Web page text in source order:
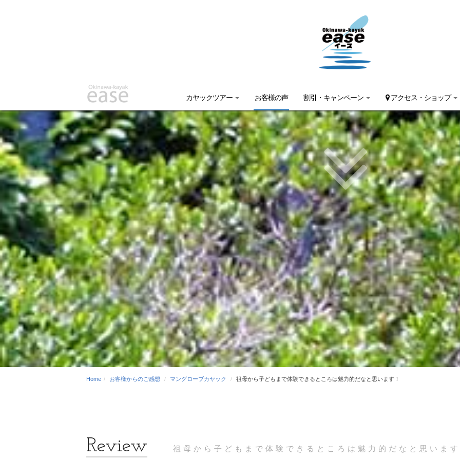
カヤックツアー お客様の声 割引・キャンペーン アクセス・ショップ
Home お客様からのご感想 マングローブカヤック 祖母から子どもまで体験できるところは魅力的だなと思います！
祖母から子どもまで体験できるところは魅力的だなと思いま